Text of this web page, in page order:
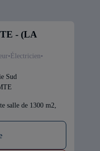
- (LA
Électricien
Sud
salle de 1300 m2,